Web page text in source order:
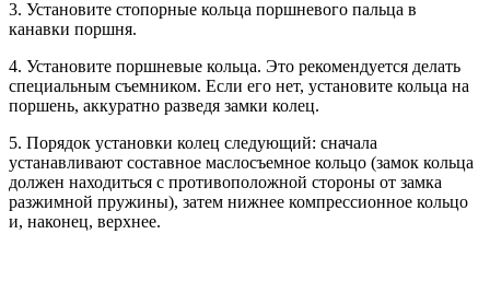
3. Установите стопорные кольца поршневого пальца в
канавки поршня.
4. Установите поршневые кольца. Это рекомендуется делать
специальным съемником. Если его нет, установите кольца на
поршень, аккуратно разведя замки колец.
5. Порядок установки колец следующий: сначала
устанавливают составное маслосъемное кольцо (замок кольца
должен находиться с противоположной стороны от замка
разжимной пружины), затем нижнее компрессионное кольцо
и, наконец, верхнее.